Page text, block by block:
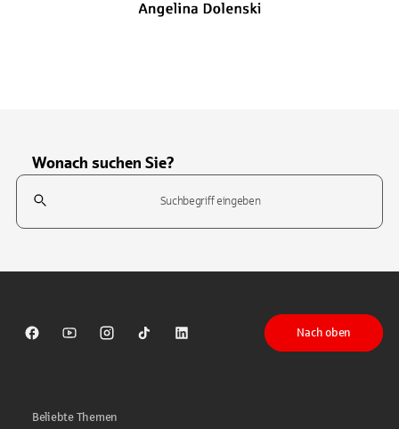
Wonach suchen Sie?
Suchfeld
Sparkasse auf Facebook
Sparkasse auf Youtube
Sparkasse auf Instagram
Sparkasse auf TikTok
Sparkasse auf LinkedIn
Nach oben
Beliebte Themen